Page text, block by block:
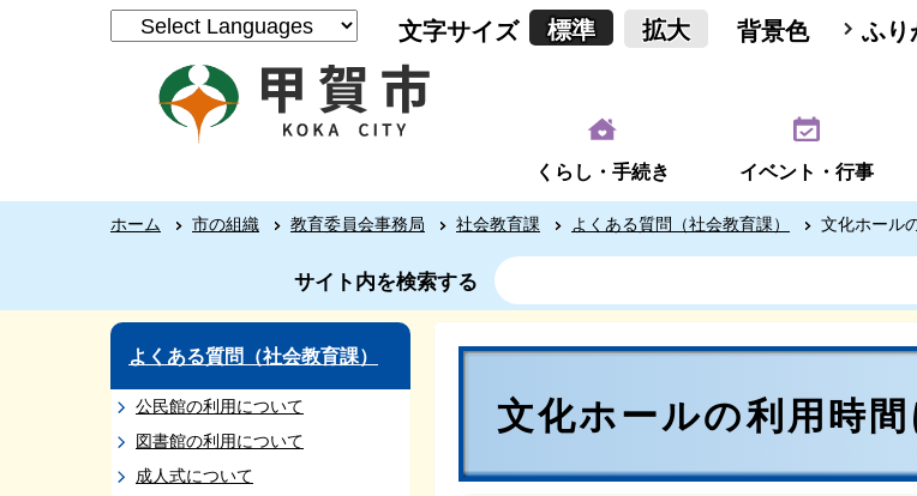
文字サイズ 標準 拡大 背景色 ふり
くらし・手続き イベント・行事
ホーム 市の組織 教育委員会事務局 社会教育課 よくある質問（社会教育課） 文化ホール
サイト内を検索する
よくある質問（社会教育課）
公民館の利用について
図書館の利用について
成人式について
文化ホールの利用時